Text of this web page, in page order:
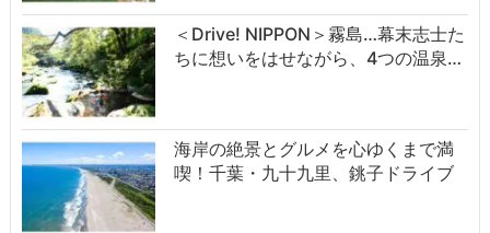
＜Drive! NIPPON＞霧島…幕末志士た
ちに想いをはせながら、4つの温泉…
海岸の絶景とグルメを心ゆくまで満
喫！千葉・九十九里、銚子ドライブ